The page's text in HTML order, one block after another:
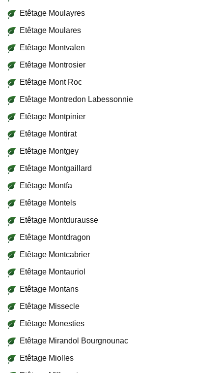
Etêtage Moulayres
Etêtage Moulares
Etêtage Montvalen
Etêtage Montrosier
Etêtage Mont Roc
Etêtage Montredon Labessonnie
Etêtage Montpinier
Etêtage Montirat
Etêtage Montgey
Etêtage Montgaillard
Etêtage Montfa
Etêtage Montels
Etêtage Montdurausse
Etêtage Montdragon
Etêtage Montcabrier
Etêtage Montauriol
Etêtage Montans
Etêtage Missecle
Etêtage Monesties
Etêtage Mirandol Bourgnounac
Etêtage Miolles